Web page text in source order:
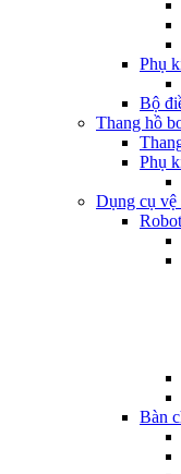
Phụ
Bộ
Thang hồ
Phụ
Dụng cụ vệ
Bàn